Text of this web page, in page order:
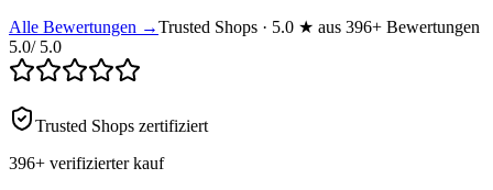
Alle Bewertungen →Trusted Shops · 5.0 ★ aus 396+ Bewertungen
5.0/ 5.0
Trusted Shops zertifiziert
396+ verifizierter kauf